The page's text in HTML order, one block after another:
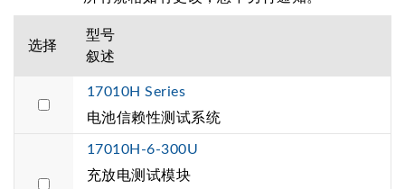
选择
型号
叙述
17010H Series
电池信赖性测试系统
17010H-6-300U
充放电测试模块